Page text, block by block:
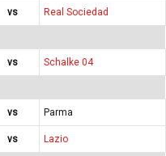
vs Real Sociedad
vs Schalke 04
vs
Parma
vs Lazio